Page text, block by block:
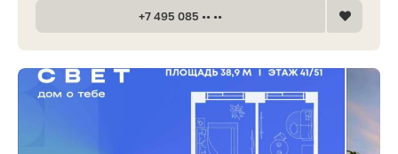
+7 495 085 •• ••